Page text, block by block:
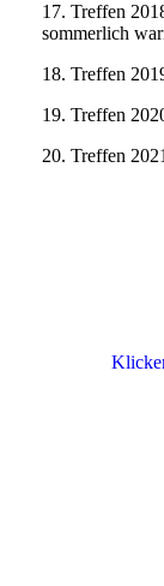
17. Treffen
sommerlich
18. Treffen
19. Treffen
20. Treffen